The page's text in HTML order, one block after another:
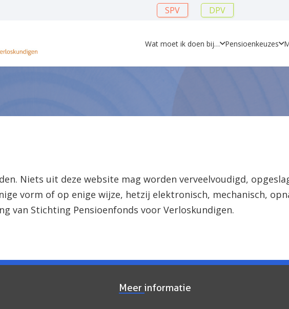
SPV DPV
Wat moet ik doen bij… Pensioenkeuzes
Niets uit deze website mag worden verveelvoudigd,
vorm of op enige wijze, hetzij elektronisch, mechanisch,
van Stichting Pensioenfonds voor Verloskundigen.
Meer informatie